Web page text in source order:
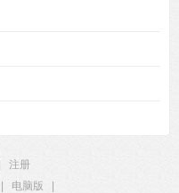
注册
电脑版